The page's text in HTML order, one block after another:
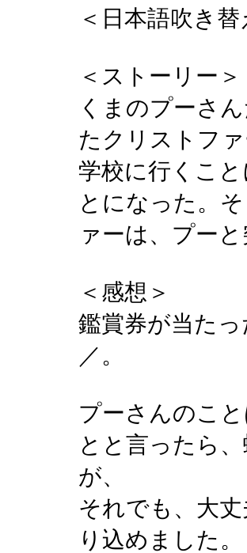
＜日本語吹き
＜ストーリー＞
くまのプーさ
たクリストフ
学校に行くこ
とになった。
ァーは、プー
＜感想＞
鑑賞券が当た
／。
プーさんのこ
とと言ったら
が、
それでも、大
り込めました。